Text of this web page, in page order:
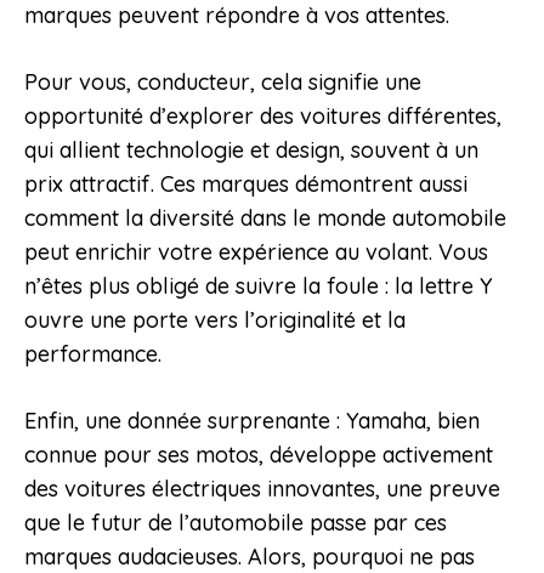
marques peuvent répondre à vos attentes.
Pour vous, conducteur, cela signifie une
opportunité d’explorer des voitures différentes,
qui allient technologie et design, souvent à un
prix attractif. Ces marques démontrent aussi
comment la diversité dans le monde automobile
peut enrichir votre expérience au volant. Vous
n’êtes plus obligé de suivre la foule : la lettre Y
ouvre une porte vers l’originalité et la
performance.
Enfin, une donnée surprenante : Yamaha, bien
connue pour ses motos, développe activement
des voitures électriques innovantes, une preuve
que le futur de l’automobile passe par ces
marques audacieuses. Alors, pourquoi ne pas